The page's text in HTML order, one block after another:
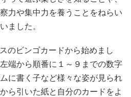
力や集中力を養うことをねらい
ました。
のビンゴカードから始めまし
端から順番に１～９までの数字
に書く子など様々な姿が見られ
ら引いた紙と自分のカードをよ